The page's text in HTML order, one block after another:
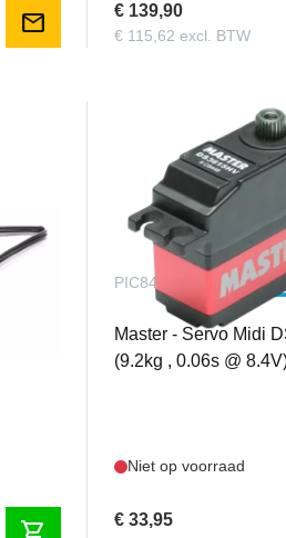
mail € 139,90
€ 115,62 excl. BTW
PIC8448
Master - Servo Midi
(9.2kg , 0.06s @
Niet op voorraad
€ 33,95